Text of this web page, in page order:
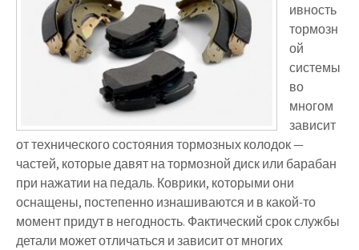
ивность
тормозн
ой
системы
во
многом
зависит
от технического состояния тормозных колодок —
частей, которые давят на тормозной диск или барабан
при нажатии на педаль. Коврики, которыми они
оснащены, постепенно изнашиваются и в какой-то
момент придут в негодность. Фактический срок службы
детали может отличаться и зависит от многих